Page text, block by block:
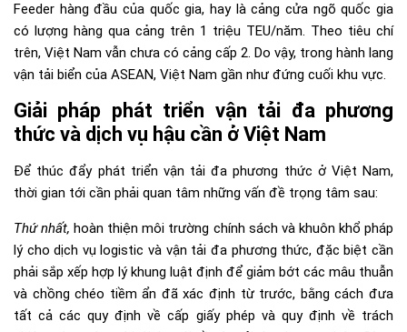
Feeder hàng đầu của quốc gia, hay là cảng cửa ngõ quốc gia
có lượng hàng qua cảng trên 1 triệu TEU/năm. Theo tiêu chí
trên, Việt Nam vẫn chưa có cảng cấp 2. Do vậy, trong hành lang
vận tải biển của ASEAN, Việt Nam gần như đứng cuối khu vực.
Giải pháp phát triển vận tải đa phương
thức và dịch vụ hậu cần ở Việt Nam
Để thúc đẩy phát triển vận tải đa phương thức ở Việt Nam,
thời gian tới cần phải quan tâm những vấn đề trọng tâm sau:
Thứ nhất, hoàn thiện môi trường chính sách và khuôn khổ pháp
lý cho dịch vụ logistic và vận tải đa phương thức, đặc biệt cần
phải sắp xếp hợp lý khung luật định để giảm bớt các mâu thuẫn
và chồng chéo tiềm ẩn đã xác định từ trước, bằng cách đưa
tất cả các quy định về cấp giấy phép và quy định về trách